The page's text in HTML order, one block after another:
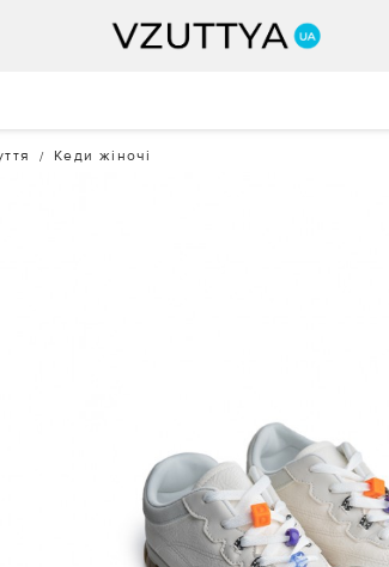
Кеди жіночі